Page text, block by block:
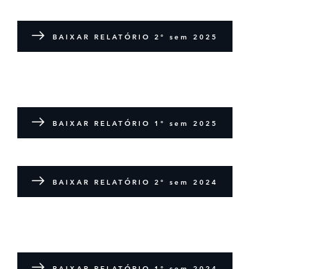
BAIXAR RELATÓRIO 2º sem 2025
BAIXAR RELATÓRIO 1º sem 2025
BAIXAR RELATÓRIO 2º sem 2024